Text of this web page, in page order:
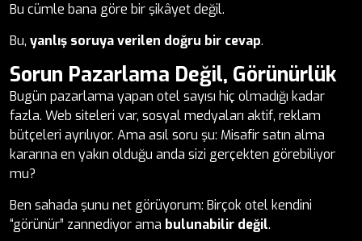
Bu cümle bana göre bir şikâyet değil.
Bu, yanlış soruya verilen doğru bir cevap.
Sorun Pazarlama Değil, Görünürlük
Bugün pazarlama yapan otel sayısı hiç olmadığı kadar
fazla. Web siteleri var, sosyal medyaları aktif, reklam
bütçeleri ayrılıyor. Ama asıl soru şu: Misafir satın alma
kararına en yakın olduğu anda sizi gerçekten görebiliyor
mu?
Ben sahada şunu net görüyorum: Birçok otel kendini
“görünür” zannediyor ama bulunabilir değil.